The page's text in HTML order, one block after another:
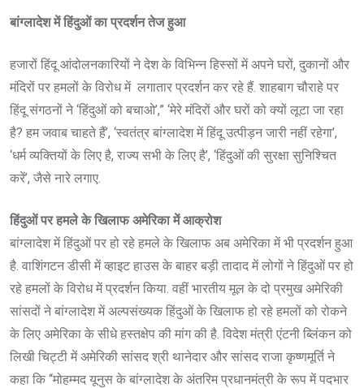
बांग्लादेश में हिंदुओं का प्रदर्शन तेज हुआ
हजारों हिंदू आंदोलनकारियों ने देश के विभिन्न हिस्सों में अपने घरों, दुकानों और
मंदिरों पर हमलों के विरोध में लगातार प्रदर्शन कर रहे हैं. शाहबाग चौराहे पर
हिंदू संगठनों ने ‘हिंदुओं को बचाओ’,” ‘मेरे मंदिरों और घरों को क्यों लूटा जा रहा
है? हम जवाब चाहते हैं’, ‘स्वतंत्र बांग्लादेश में हिंदू उत्पीड़न जारी नहीं रहेगा’,
‘धर्म व्यक्तियों के लिए है, राज्य सभी के लिए है’, ‘हिंदुओं की सुरक्षा सुनिश्चित
करें’, जैसे नारे लगाए.
हिंदुओं पर हमले के खिलाफ अमेरिका में आक्रोश
बांग्लादेश में हिंदुओं पर हो रहे हमले के खिलाफ अब अमेरिका में भी प्रदर्शन हुआ
है. वाशिंगटन डीसी में व्हाइट हाउस के बाहर बड़ी तादाद में लोगों ने हिंदुओं पर हो
रहे हमलों के विरोध में प्रदर्शन किया. वहीं भारतीय मूल के दो प्रमुख अमेरिकी
सांसदों ने बांग्लादेश में अल्पसंख्यक हिंदुओं के खिलाफ हो रहे हमलों को रोकने
के लिए अमेरिका के सीधे हस्तक्षेप की मांग की है. विदेश मंत्री एंटनी ब्लिंकन को
लिखी चिट्टी में अमेरिकी सांसद श्री थानेदार और सांसद राजा कृष्णमूर्ति ने
कहा कि “मोहम्मद यूनुस के बांग्लादेश के अंतरिम प्रधानमंत्री के रूप में पदभार